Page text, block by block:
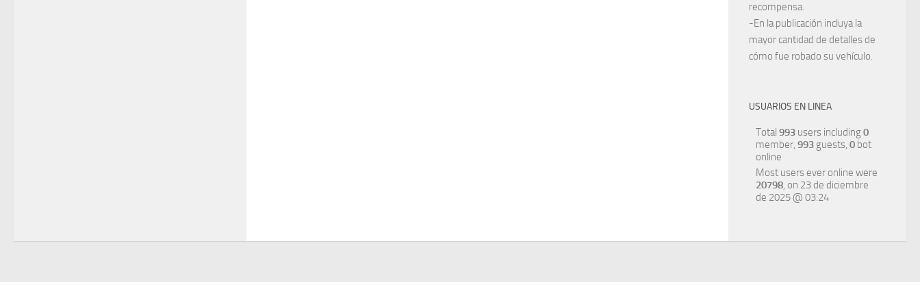
recompensa.
-En la publicación incluya la
mayor cantidad de detalles de
cómo fue robado su vehículo.
USUARIOS EN LINEA
Total 993 users including0
member, 993 guests, 0 bot
online
Most users ever online were
20798, on 23 de diciembre
de 2025 @ 03:24